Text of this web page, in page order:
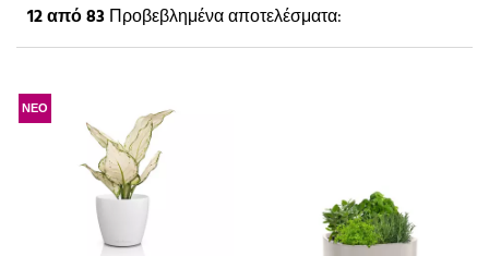
12από 83Προβεβλημένα αποτελέσματα:
ΝΕΟ